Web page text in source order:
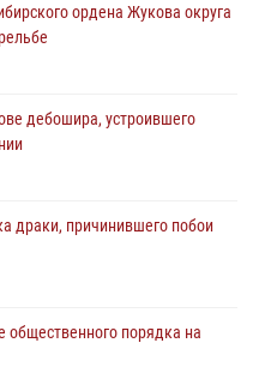
ордена Жукова округа
дебошира, устроившего
драки, причинившего побои
общественного порядка на